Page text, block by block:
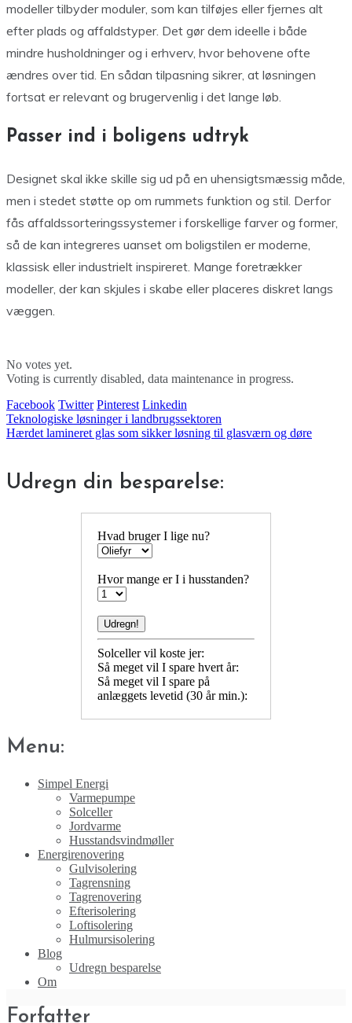
modeller tilbyder moduler, som kan tilføjes eller fjernes alt
efter plads og affaldstyper. Det gør dem ideelle i både
mindre husholdninger og i erhverv, hvor behovene ofte
ændres over tid. En sådan tilpasning sikrer, at løsningen
fortsat er relevant og brugervenlig i det lange løb.
Passer ind i boligens udtryk
Designet skal ikke skille sig ud på en uhensigtsmæssig måde,
men i stedet støtte op om rummets funktion og stil. Derfor
fås affaldssorteringssystemer i forskellige farver og former,
så de kan integreres uanset om boligstilen er moderne,
klassisk eller industrielt inspireret. Mange foretrækker
modeller, der kan skjules i skabe eller placeres diskret langs
væggen.
No votes yet.
Voting is currently disabled, data maintenance in progress.
Facebook Twitter Pinterest Linkedin
Indlægsnavigation
Teknologiske løsninger i landbrugssektoren
Hærdet lamineret glas som sikker løsning til glasværn og døre
Udregn din besparelse:
Hvad bruger I lige nu?
Hvor mange er I i husstanden?
Solceller vil koste jer:
Så meget vil I spare hvert år:
Så meget vil I spare på
anlæggets levetid (30 år min.):
Menu:
Simpel Energi
Varmepumpe
Solceller
Jordvarme
Husstandsvindmøller
Energirenovering
Gulvisolering
Tagrensning
Tagrenovering
Efterisolering
Loftisolering
Hulmursisolering
Blog
Udregn besparelse
Om
Forfatter